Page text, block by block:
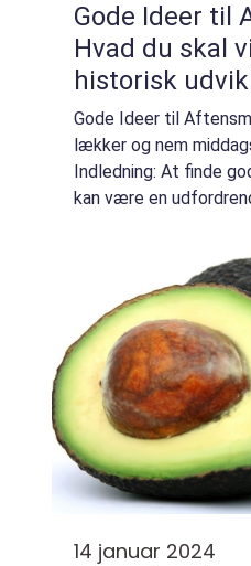
Gode Ideer til
Hvad du skal
historisk
Gode Ideer til
lækker og nem
Indledning: At finde
kan være en
madlavningsekspert
14 januar 2024